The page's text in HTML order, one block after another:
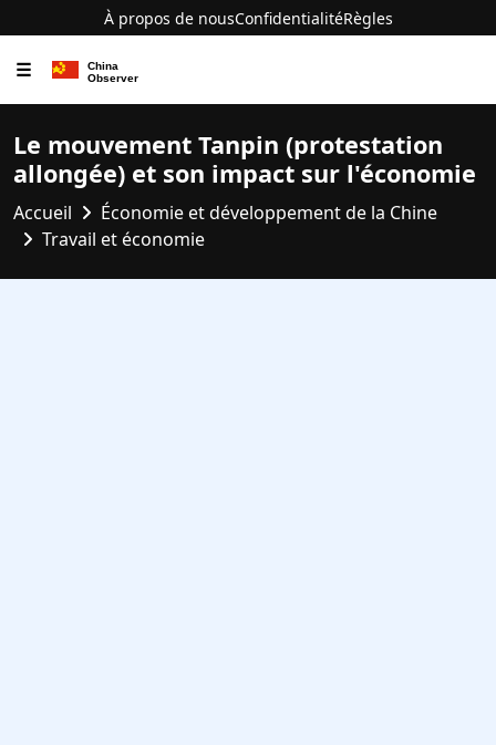
À propos de nousConfidentialitéRègles
☰
Le mouvement Tanpin (protestation
allongée) et son impact sur l'économie
Accueil
Économie et développement de la Chine
Travail et économie